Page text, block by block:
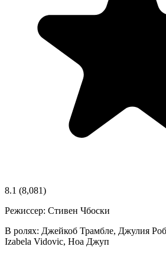
8.1 (8,081)
Режиссер: Стивен Чбоски
В ролях: Джейкоб Трамбле, Джулия
Izabela Vidovic, Ноа Джуп